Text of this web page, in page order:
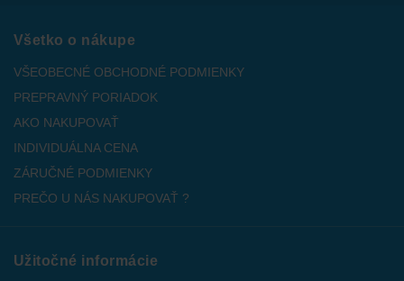
Všetko o nákupe
VŠEOBECNÉ OBCHODNÉ PODMIENKY
PREPRAVNÝ PORIADOK
AKO NAKUPOVAŤ
INDIVIDUÁLNA CENA
ZÁRUČNÉ PODMIENKY
PREČO U NÁS NAKUPOVAŤ ?
Užitočné informácie